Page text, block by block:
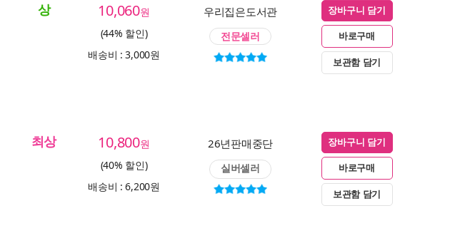
상 10,060원
(44% 할인)
배송비 : 3,000원
우리집은도서관
전문셀러
장바구니 담기
바로구매
보관함 담기
최상 10,800원
(40% 할인)
배송비 : 6,200원
26년판매중단
실버셀러
장바구니 담기
바로구매
보관함 담기